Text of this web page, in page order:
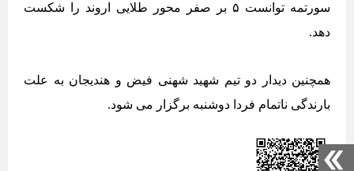
سورتمه توانست ۵ بر صفر محور طلایی اروند را شکست
دهد.
همچنین دیدار دو تیم شهید شهنی فیض و هندیجان به علت
بارندگی ناتمام فردا دوشنبه برگزار می شود.